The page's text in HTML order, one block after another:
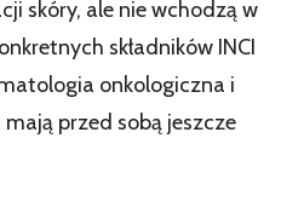
skóry, ale nie wchodzą w
składników INCI
onkologiczna i
przed sobą jeszcze